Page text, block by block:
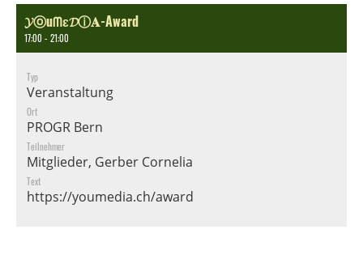
𝓨ⓞuᗰɛ𝓓ⓘ𝐀-Award
17:00 - 21:00
Typ
Veranstaltung
Ort
PROGR Bern
Teilnehmer
Mitglieder, Gerber Cornelia
Text
https://youmedia.ch/award